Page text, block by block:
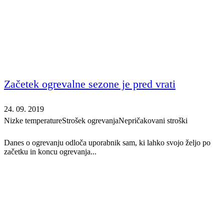
Začetek ogrevalne sezone je pred vrati
24. 09. 2019
Nizke temperatureStrošek ogrevanjaNepričakovani stroški
Danes o ogrevanju odloča uporabnik sam, ki lahko svojo željo po
začetku in koncu ogrevanja...